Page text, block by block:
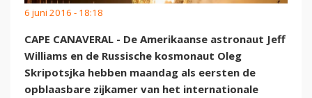
6 juni 2016 - 18:18
CAPE CANAVERAL - De Amerikaanse astronaut Jeff
Williams en de Russische kosmonaut Oleg
Skripotsjka hebben maandag als eersten de
opblaasbare zijkamer van het internationale